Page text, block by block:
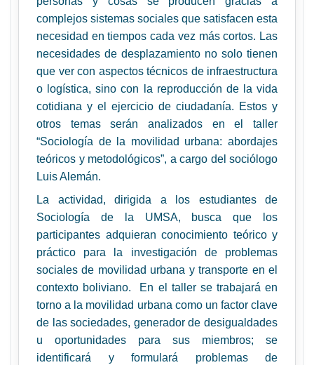
complejos sistemas sociales que satisfacen esta
necesidad en tiempos cada vez más cortos. Las
necesidades de desplazamiento no solo tienen
que ver con aspectos técnicos de infraestructura
o logística, sino con la reproducción de la vida
cotidiana y el ejercicio de ciudadanía. Estos y
otros temas serán analizados en el taller
“Sociología de la movilidad urbana: abordajes
teóricos y metodológicos”, a cargo del sociólogo
Luis Alemán.
La actividad, dirigida a los estudiantes de
Sociología de la UMSA, busca que los
participantes adquieran conocimiento teórico y
práctico para la investigación de problemas
sociales de movilidad urbana y transporte en el
contexto boliviano. En el taller se trabajará en
torno a la movilidad urbana como un factor clave
de las sociedades, generador de desigualdades
u oportunidades para sus miembros; se
identificará y formulará problemas de